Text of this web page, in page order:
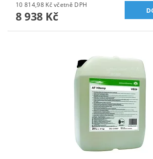
10 814,98 Kč včetně DPH
8 938 Kč